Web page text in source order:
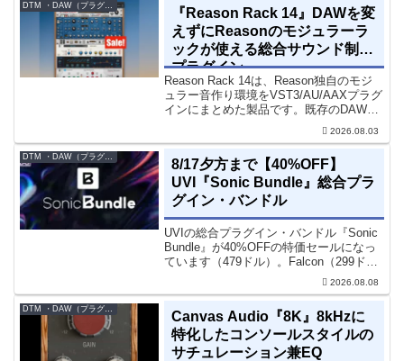
DTM ・DAW（プラグイン、シンセなど）のセール情報
『Reason Rack 14』DAWを変
えずにReasonのモジュラーラ
ックが使える総合サウンド制作
プラグイン
Reason Rack 14は、Reason独自のモジ
ュラー音作り環境をVST3/AU/AAXプラグ
インにまとめた製品です。既存のDAWを
乗り換えることなく、68種類のシンセや
エフェクト、CV配線をそのままトラック
に追加できます。通常199...
2026.08.03
DTM ・DAW（プラグイン、シンセなど）のセール情報
8/17夕方まで【40%OFF】
UVI『Sonic Bundle』総合プラ
グイン・バンドル
UVIの総合プラグイン・バンドル『Sonic
Bundle』が40%OFFの特価セールになっ
ています（479ドル）。Falcon（299ド
ル）も入っています。UVI Sonic Bundle
2026.08.08
Canvas Audio『8K』8kHzに
特化したコンソールスタイルの
サチュレーション兼EQ